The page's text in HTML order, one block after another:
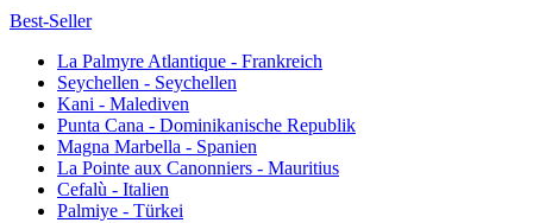
Best-Seller
La Palmyre Atlantique - Frankreich
Seychellen - Seychellen
Kani - Malediven
Punta Cana - Dominikanische Republik
Magna Marbella - Spanien
La Pointe aux Canonniers - Mauritius
Cefalù - Italien
Palmiye - Türkei